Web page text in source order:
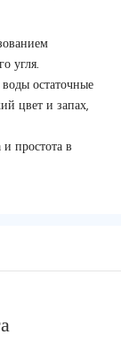
угля.
остаточные
цвет и запах,
простота в